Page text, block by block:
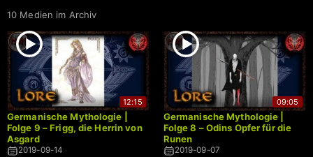
10 Medien im Archiv
12:15
Germanische Mythologie |
Folge 9 – Frigg, die Herrin von
Asgard
2019-09-14
09:05
Germanische Mythologie |
Folge 8 – Odins Opfer für die
Runen
2019-09-07